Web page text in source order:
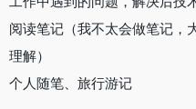
阅读笔记（我不太会做笔记，
理解）
个人随笔、旅行游记